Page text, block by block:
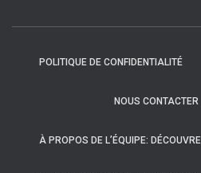
POLITIQUE DE CONFIDENTIALITÉ
NOUS CONTACTER
À PROPOS DE L’ÉQUIPE: